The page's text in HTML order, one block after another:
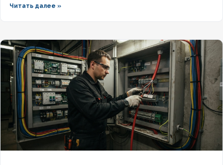
провод под конкретную задачу? Разберём полную
Читать далее »